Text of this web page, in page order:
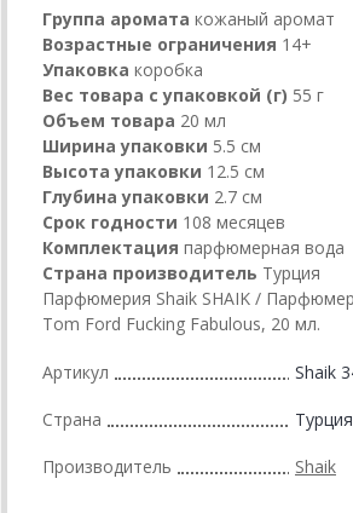
Группа аромата кожаный аромат
Возрастные ограничения 14+
Упаковка коробка
Вес товара с упаковкой (г) 55 г
Объем товара 20 мл
Ширина упаковки 5.5 см
Высота упаковки 12.5 см
Глубина упаковки 2.7 см
Срок годности 108 месяцев
Комплектация парфюмерная вода
Страна производитель Турция
Парфюмерия Shaik SHAIK /
Tom Ford Fucking Fabulous, 20 мл.
Артикул Shaik
Страна Турция
Производитель Shaik